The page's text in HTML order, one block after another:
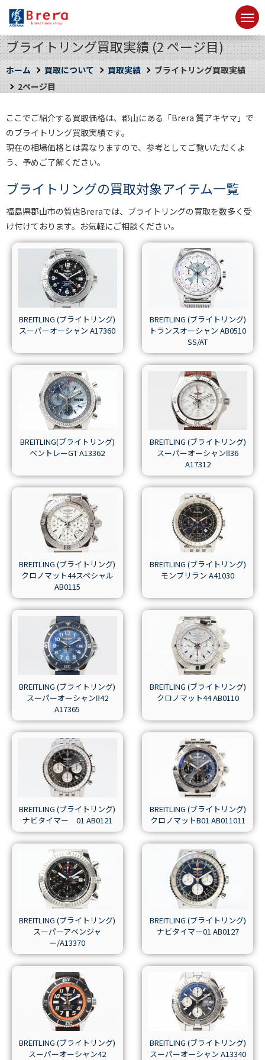
ブライトリング買取実績 (2 ページ目)
ホーム 買取について 買取実績
ブライトリング買取実績
2ページ目
ここでご紹介する買取価格は、郡山にある「Brera 質アキヤマ」で
のブライトリング買取実績です。
現在の相場価格とは異なりますので、参考としてご覧いただくよ
う、予めご了解ください。
ブライトリングの買取対象アイテム一覧
福島県郡山市の質店Breraでは、ブライトリングの買取を数多く受
け付けております。お気軽にご相談ください。
BREITLING (ブライトリング)
スーパーオーシャン A17360
BREITLING (ブライトリング)
トランスオーシャン AB0510
SS/AT
BREITLING(ブライトリング)
ベントレーGT A13362
BREITLING (ブライトリング)
スーパーオーシャンⅡ36
A17312
BREITLING (ブライトリング)
クロノマット44スペシャル
AB0115
BREITLING (ブライトリング)
モンブリラン A41030
BREITLING (ブライトリング)
スーパーオーシャンⅡ42
A17365
BREITLING (ブライトリング)
クロノマット44 AB0110
BREITLING (ブライトリング)
ナビタイマー 01 AB0121
BREITLING (ブライトリング)
クロノマットB01 AB011011
BREITLING (ブライトリング)
スーパーアベンジャ
ー/A13370
BREITLING (ブライトリング)
ナビタイマー01 AB0127
BREITLING (ブライトリング)
スーパーオーシャン42
BREITLING (ブライトリング)
スーパーオーシャン A13340